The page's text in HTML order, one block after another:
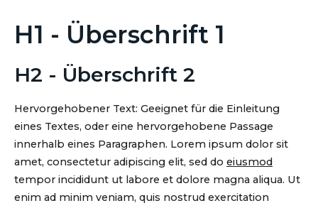
H1 - Überschrift 1
H2 - Überschrift 2
Hervorgehobener Text: Geeignet für die Einleitung
eines Textes, oder eine hervorgehobene Passage
innerhalb eines Paragraphen. Lorem ipsum dolor sit
amet, consectetur adipiscing elit, sed do eiusmod
tempor incididunt ut labore et dolore magna aliqua. Ut
enim ad minim veniam, quis nostrud exercitation